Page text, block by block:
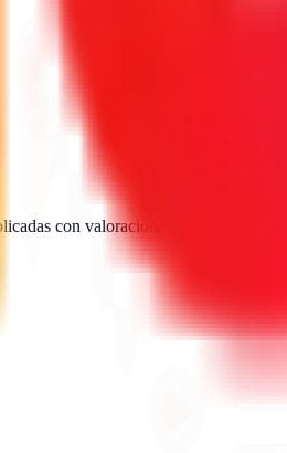
con valoraciones reales de